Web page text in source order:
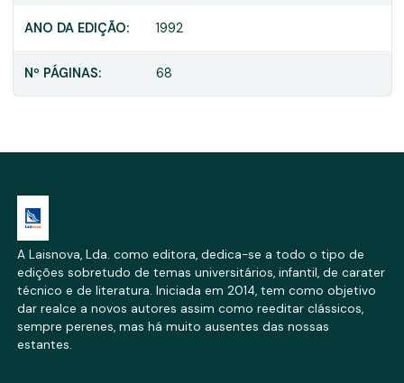
ANO DA EDIÇÃO: 1992
Nº PÁGINAS: 68
A Laisnova, Lda. como editora, dedica-se a todo o tipo de
edições sobretudo de temas universitários, infantil, de carater
técnico e de literatura. Iniciada em 2014, tem como objetivo
dar realce a novos autores assim como reeditar clássicos,
sempre perenes, mas há muito ausentes das nossas
estantes.